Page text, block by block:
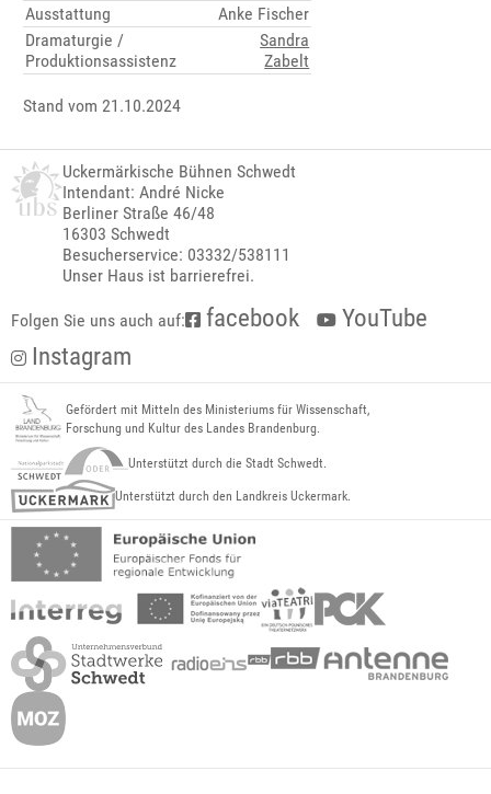
Ausstattung
Anke Fischer
Dramaturgie /
Produktionsassistenz
Sandra
Zabelt
Stand vom 21.10.2024
Uckermärkische Bühnen Schwedt
Intendant: André Nicke
Berliner Straße 46/48
16303 Schwedt
Besucherservice: 03332/538111
Unser Haus ist barrierefrei.
Folgen Sie uns auch auf: facebook
YouTube
Instagram
Gefördert mit Mitteln des Ministeriums für Wissenschaft,
Forschung und Kultur des Landes Brandenburg.
Unterstützt durch die Stadt Schwedt.
Unterstützt durch den Landkreis Uckermark.